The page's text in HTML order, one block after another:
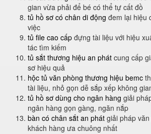
gian vừa phải để bé có thể tự cất đồ
tủ hồ sơ có chân di động đem lại hiệu
việc
tủ file cao cấp đựng tài liệu với hiệu
tác tìm kiếm
tủ sắt thương hiệu an phát cung cấp
sơ hiệu quả
hộc tủ văn phòng thương hiệu bemc
tài liệu, nhỏ gọn dễ sắp xếp không
tủ hồ sơ dùng cho ngân hàng giải
ngân hàng gọn gàng, ngăn nắp
bàn có chân sắt an phát giải pháp
khách hàng ưa chuông nhất